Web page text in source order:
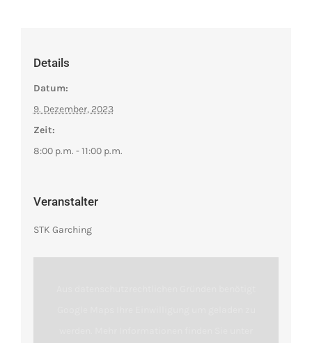
Details
Datum:
9. Dezember, 2023
Zeit:
8:00 p.m. - 11:00 p.m.
Veranstalter
STK Garching